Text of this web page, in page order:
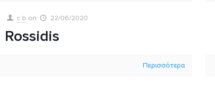
c b on 22/06/2020
Rossidis
Περισσότερα